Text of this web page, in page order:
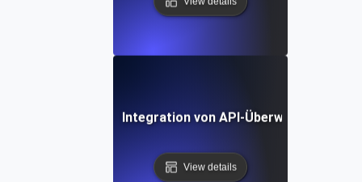
Anleitung zur Integration von API-Überwachung mit
View details